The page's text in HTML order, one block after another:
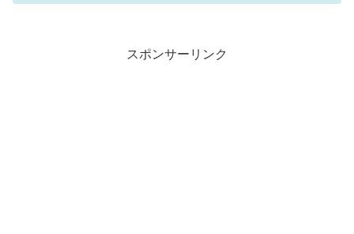
スポンサーリンク